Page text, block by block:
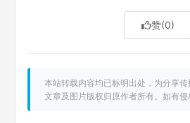
赞(0)
本站转载内容均已标明出处，为分享传
文章及图片版权归原作者所有。如有侵